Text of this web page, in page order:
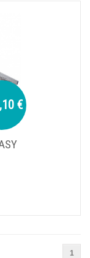
€
1